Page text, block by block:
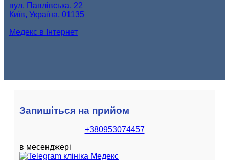
вул. Павлівська, 22
Київ, Україна, 01135
Медекс в Інтернет
Запишіться на прийом
+380953074457
в месенджері